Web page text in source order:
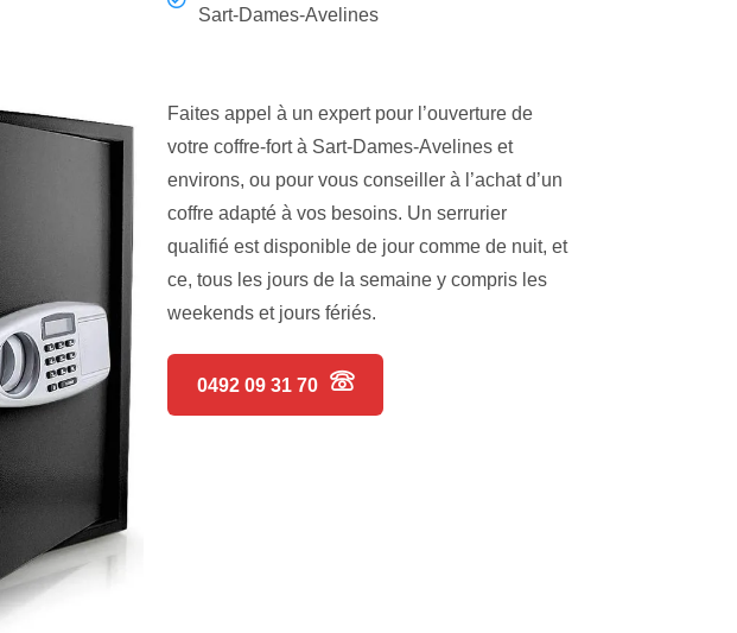
Sart-Dames-Avelines
Faites appel à un expert pour l’ouverture de
votre coffre-fort à Sart-Dames-Avelines et
environs, ou pour vous conseiller à l’achat d’un
coffre adapté à vos besoins. Un serrurier
qualifié est disponible de jour comme de nuit, et
ce, tous les jours de la semaine y compris les
weekends et jours fériés.
0492 09 31 70